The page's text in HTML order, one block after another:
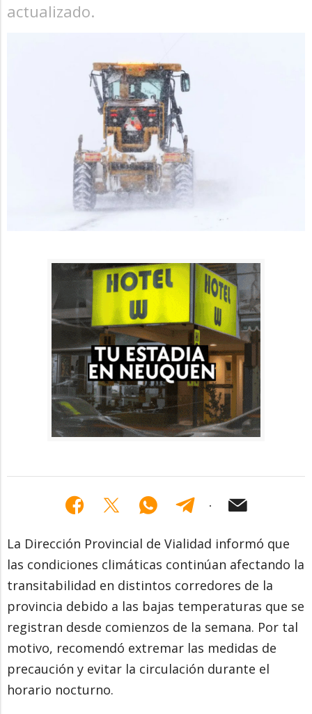
actualizado.
La Dirección Provincial de Vialidad informó que
las condiciones climáticas continúan afectando la
transitabilidad en distintos corredores de la
provincia debido a las bajas temperaturas que se
registran desde comienzos de la semana. Por tal
motivo, recomendó extremar las medidas de
precaución y evitar la circulación durante el
horario nocturno.